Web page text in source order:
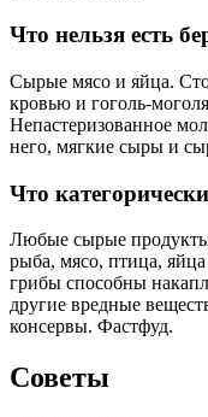
Что нельзя есть
Сырые мясо и яйца.
кровью и гоголь-
Непастеризованное
него, мягкие сыры и
Что
Любые сырые
рыба, мясо, птица,
грибы способны
другие вредные
консервы. Фастфуд.
Советы